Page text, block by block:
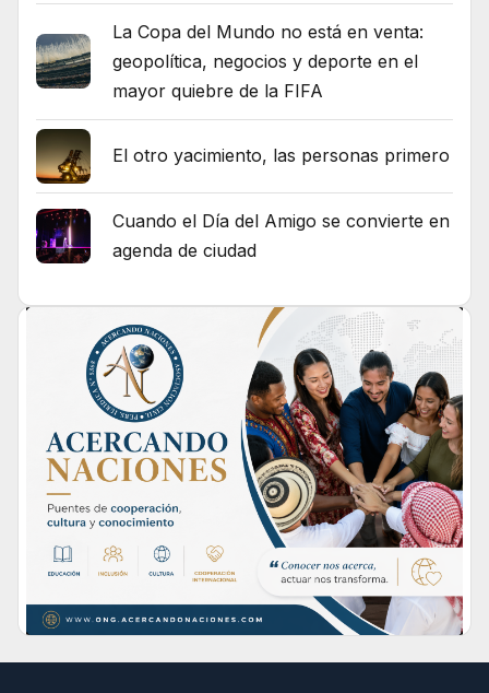
La Copa del Mundo no está en venta:
geopolítica, negocios y deporte en el
mayor quiebre de la FIFA
El otro yacimiento, las personas primero
Cuando el Día del Amigo se convierte en
agenda de ciudad